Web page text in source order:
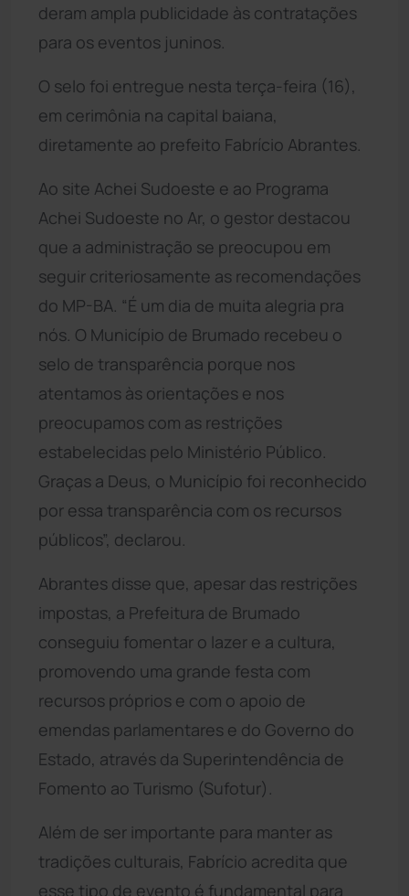
deram ampla publicidade às contratações
para os eventos juninos.
O selo foi entregue nesta terça-feira (16),
em cerimônia na capital baiana,
diretamente ao prefeito Fabrício Abrantes.
Ao site Achei Sudoeste e ao Programa
Achei Sudoeste no Ar, o gestor destacou
que a administração se preocupou em
seguir criteriosamente as recomendações
do MP-BA. “É um dia de muita alegria pra
nós. O Município de Brumado recebeu o
selo de transparência porque nos
atentamos às orientações e nos
preocupamos com as restrições
estabelecidas pelo Ministério Público.
Graças a Deus, o Município foi reconhecido
por essa transparência com os recursos
públicos”, declarou.
Abrantes disse que, apesar das restrições
impostas, a Prefeitura de Brumado
conseguiu fomentar o lazer e a cultura,
promovendo uma grande festa com
recursos próprios e com o apoio de
emendas parlamentares e do Governo do
Estado, através da Superintendência de
Fomento ao Turismo (Sufotur).
Além de ser importante para manter as
tradições culturais, Fabrício acredita que
esse tipo de evento é fundamental para